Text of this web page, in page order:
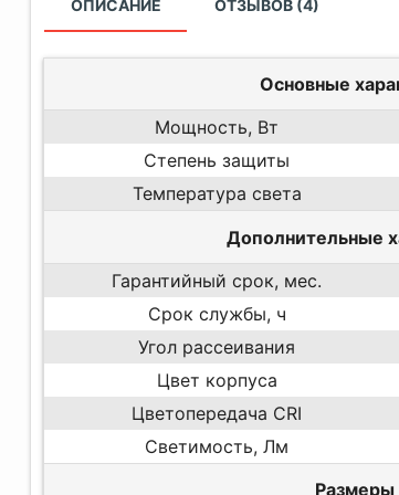
ОПИСАНИЕ ОТЗЫВОВ (4)
Основные
Мощность, Вт
Степень защиты
Температура света
Дополнительные
Гарантийный срок, мес.
Срок службы, ч
Угол рассеивания
Цвет корпуса
Цветопередача CRI
Светимость, Лм
Размеры